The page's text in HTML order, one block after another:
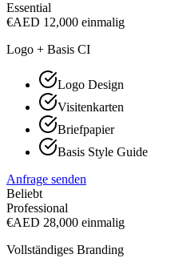
Essential
€AED 12,000 einmalig
Logo + Basis CI
Logo Design
Visitenkarten
Briefpapier
Basis Style Guide
Anfrage senden
Beliebt
Professional
€AED 28,000 einmalig
Vollständiges Branding